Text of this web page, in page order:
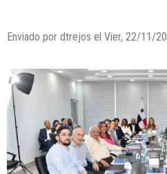
Enviado por dtrejos el Vier, 22/11/